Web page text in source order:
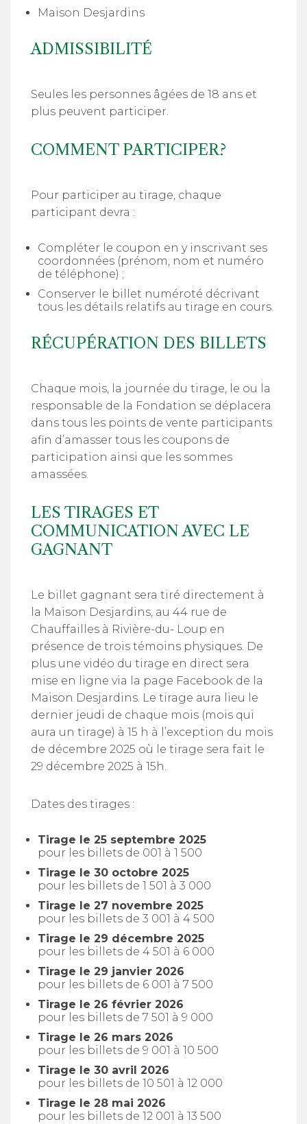
Maison Desjardins
ADMISSIBILITÉ
Seules les personnes âgées de 18 ans et
plus peuvent participer.
COMMENT PARTICIPER?
Pour participer au tirage, chaque
participant devra :
Compléter le coupon en y inscrivant ses
coordonnées (prénom, nom et numéro
de téléphone) ;
Conserver le billet numéroté décrivant
tous les détails relatifs au tirage en cours.
RÉCUPÉRATION DES BILLETS
Chaque mois, la journée du tirage, le ou la
responsable de la Fondation se déplacera
dans tous les points de vente participants
afin d’amasser tous les coupons de
participation ainsi que les sommes
amassées.
LES TIRAGES ET
COMMUNICATION AVEC LE
GAGNANT
Le billet gagnant sera tiré directement à
la Maison Desjardins, au 44 rue de
Chauffailles à Rivière-du- Loup en
présence de trois témoins physiques. De
plus une vidéo du tirage en direct sera
mise en ligne via la page Facebook de la
Maison Desjardins. Le tirage aura lieu le
dernier jeudi de chaque mois (mois qui
aura un tirage) à 15 h à l’exception du mois
de décembre 2025 où le tirage sera fait le
29 décembre 2025 à 15h.
Dates des tirages :
Tirage le 25 septembre 2025
pour les billets de 001 à 1 500
Tirage le 30 octobre 2025
pour les billets de 1 501 à 3 000
Tirage le 27 novembre 2025
pour les billets de 3 001 à 4 500
Tirage le 29 décembre 2025
pour les billets de 4 501 à 6 000
Tirage le 29 janvier 2026
pour les billets de 6 001 à 7 500
Tirage le 26 février 2026
pour les billets de 7 501 à 9 000
Tirage le 26 mars 2026
pour les billets de 9 001 à 10 500
Tirage le 30 avril 2026
pour les billets de 10 501 à 12 000
Tirage le 28 mai 2026
pour les billets de 12 001 à 13 500